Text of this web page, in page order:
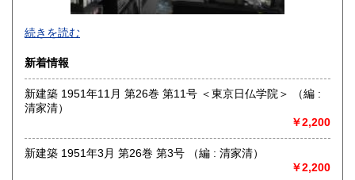
185円
グラフィックデザイン、イラストレーション、タイポグラフ
ィ、プロダクトデザイン、インテリア、建築、広告、写真に
関する資料を扱っています。買取りも積極的に行っておりま
すので、出張・宅配買取ともに、お気軽にご連絡ください。
沿線名：東京メトロ日比谷線
最寄駅：人形町
定休日：土曜日・日曜日・祝日
続きを読む
新着情報
新建築 1951年11月 第26巻 第11号 ＜東京日仏学院＞ （編 :
清家清）
￥2,200
新建築 1951年3月 第26巻 第3号 （編 : 清家清）
￥2,200